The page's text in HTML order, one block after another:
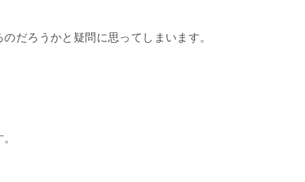
だろうかと疑問に思ってしまいます。